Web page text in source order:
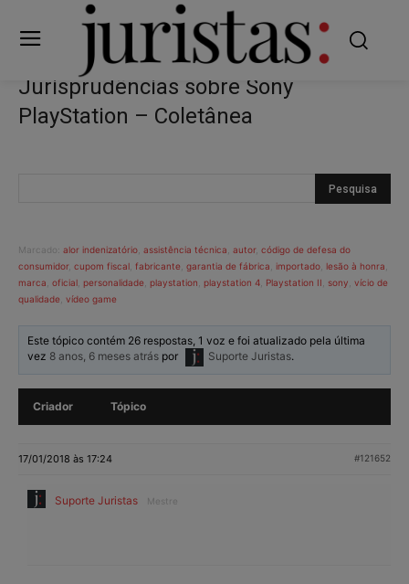
Jurisprudências sobre Sony
PlayStation – Coletânea
Marcado: alor indenizatório assistência técnica autor, código de defesa do
consumidor, cupom fiscal fabricante garantia de fábrica importado lesão à honra
marca oficial personalidade playstation playstation 4 Playstation II sony vício de
qualidade vídeo game
Este tópico contém 26 respostas, 1 voz e foi atualizado pela última
vez 8 anos, 6 meses atrás por Suporte Juristas.
Criador Tópico
17/01/2018 às 17:24 #121652
Suporte Juristas Mestre